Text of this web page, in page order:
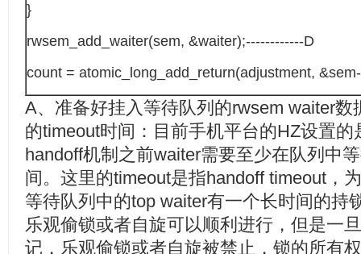
}
rwsem_add_waiter(sem, &waiter);------------D
count = atomic_long_add_return(adjustment,
A、准备好挂入等待队列的rwsem waiter
的timeout时间：目前手机平台的HZ设置
handoff机制之前waiter需要至少在队列中
间。这里的timeout是指handoff timeout，
等待队列中的top waiter有一个长时间的持
乐观偷锁或者自旋可以顺利进行，但是一
记，乐观偷锁或者自旋被禁止，锁的所有